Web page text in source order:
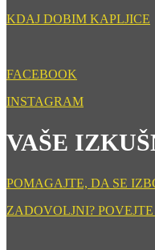
KDAJ DOBIM KAPLJICE
FACEBOOK
INSTAGRAM
VAŠE
POMAGAJTE, DA SE
ZADOVOLJNI?